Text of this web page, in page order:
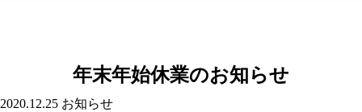
年末年始休業のお知らせ
2020.12.25 お知らせ